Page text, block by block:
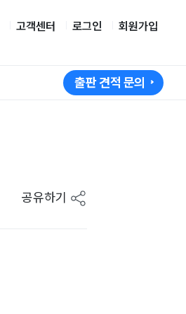
고객센터 로그인 회원가입
출판 견적 문의
공유하기